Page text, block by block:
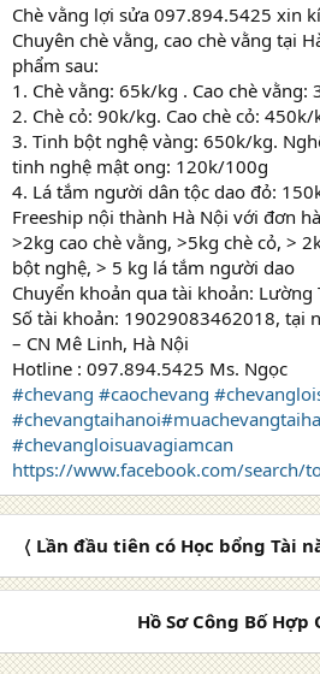
Chè vằng lợi sửa 097.894.5425 xin
Chuyên chè vằng, cao chè vằng tại
phẩm sau:
1. Chè vằng: 65k/kg . Cao chè
2. Chè cỏ: 90k/kg. Cao chè cỏ:
3. Tinh bột nghệ vàng: 650k/kg.
tinh nghệ mật ong: 120k/100g
4. Lá tắm người dân tộc dao đỏ:
Freeship nội thành Hà Nội với đơn
>2kg cao chè vằng, >5kg chè cỏ, >
bột nghệ, > 5 kg lá tắm người dao
Chuyển khoản qua tài khoản: Lường
Số tài khoản: 19029083462018, tại
– CN Mê Linh, Hà Nội
Hotline : 097.894.5425 Ms. Ngọc
#chevang #caochevang
#chevangtaihanoi
#chevangloisuavagiamcan
https://www.facebook.com/search/
〈 Lần đầu tiên có Học bổng Tài
Hồ Sơ Công Bố Hợp